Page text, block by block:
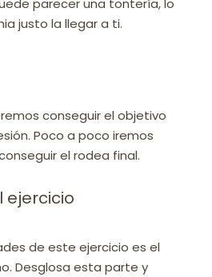
parecer una tontería, lo
justo la llegar a ti.
conseguir el objetivo
Poco a poco iremos
el rodea final.
ejercicio
de este ejercicio es el
Desglosa esta parte y